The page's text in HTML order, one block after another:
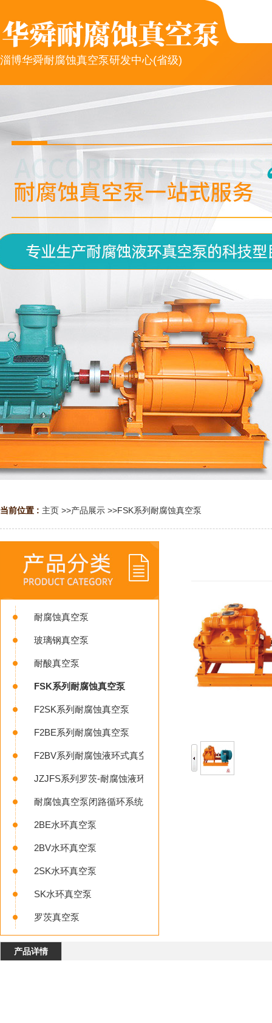
淄博华舜耐腐蚀真空泵研发中心(省级)
当前位置 : 主页 >>产品展示 >>FSK系列耐腐蚀真空泵
耐腐蚀真空泵
玻璃钢真空泵
耐酸真空泵
FSK系列耐腐蚀真空泵
F2SK系列耐腐蚀真空泵
F2BE系列耐腐蚀真空泵
F2BV系列耐腐蚀液环式真空泵
JZJFS系列罗茨-耐腐蚀液环真空机组
耐腐蚀真空泵闭路循环系统
2BE水环真空泵
2BV水环真空泵
2SK水环真空泵
SK水环真空泵
罗茨真空泵
产品详情